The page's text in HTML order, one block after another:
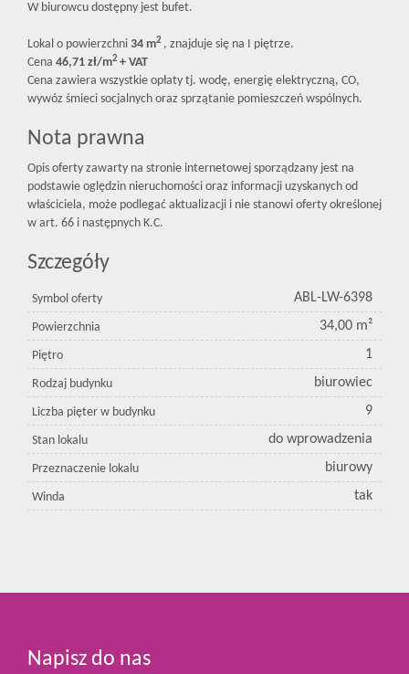
W biurowcu dostępny jest bufet.
Lokal o powierzchni 34 m2 , znajduje się na I piętrze.
Cena 46,71 zł/m2+ VAT
Cena zawiera wszystkie opłaty tj. wodę, energię elektryczną, CO,
wywóz śmieci socjalnych oraz sprzątanie pomieszczeń wspólnych.
Nota prawna
Opis oferty zawarty na stronie internetowej sporządzany jest na
podstawie oględzin nieruchomości oraz informacji uzyskanych od
właściciela, może podlegać aktualizacji i nie stanowi oferty określonej
w art. 66 i następnych K.C.
Szczegóły
Symbol oferty ABL-LW-6398
Powierzchnia 34,00 m²
Piętro 1
Rodzaj budynku biurowiec
Liczba pięter w budynku 9
Stan lokalu do wprowadzenia
Przeznaczenie lokalu biurowy
Winda tak
Napisz do nas